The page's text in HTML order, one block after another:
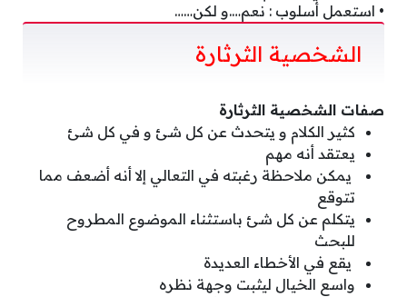
• استعمل أسلوب : نعم….و لكن……
الشخصية الثرثارة
صفات الشخصية الثرثارة
كثير الكلام و يتحدث عن كل شئ و في كل شئ
يعتقد أنه مهم
يمكن ملاحظة رغبته في التعالي إلا أنه أضعف مما
تتوقع
يتكلم عن كل شئ باستثناء الموضوع المطروح
للبحث
يقع في الأخطاء العديدة
واسع الخيال ليثبت وجهة نظره